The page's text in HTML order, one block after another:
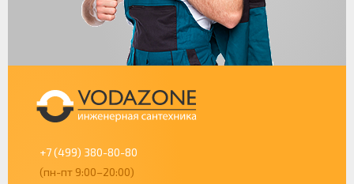
+7 (499) 380-80-80
(пн-пт 9:00–20:00)